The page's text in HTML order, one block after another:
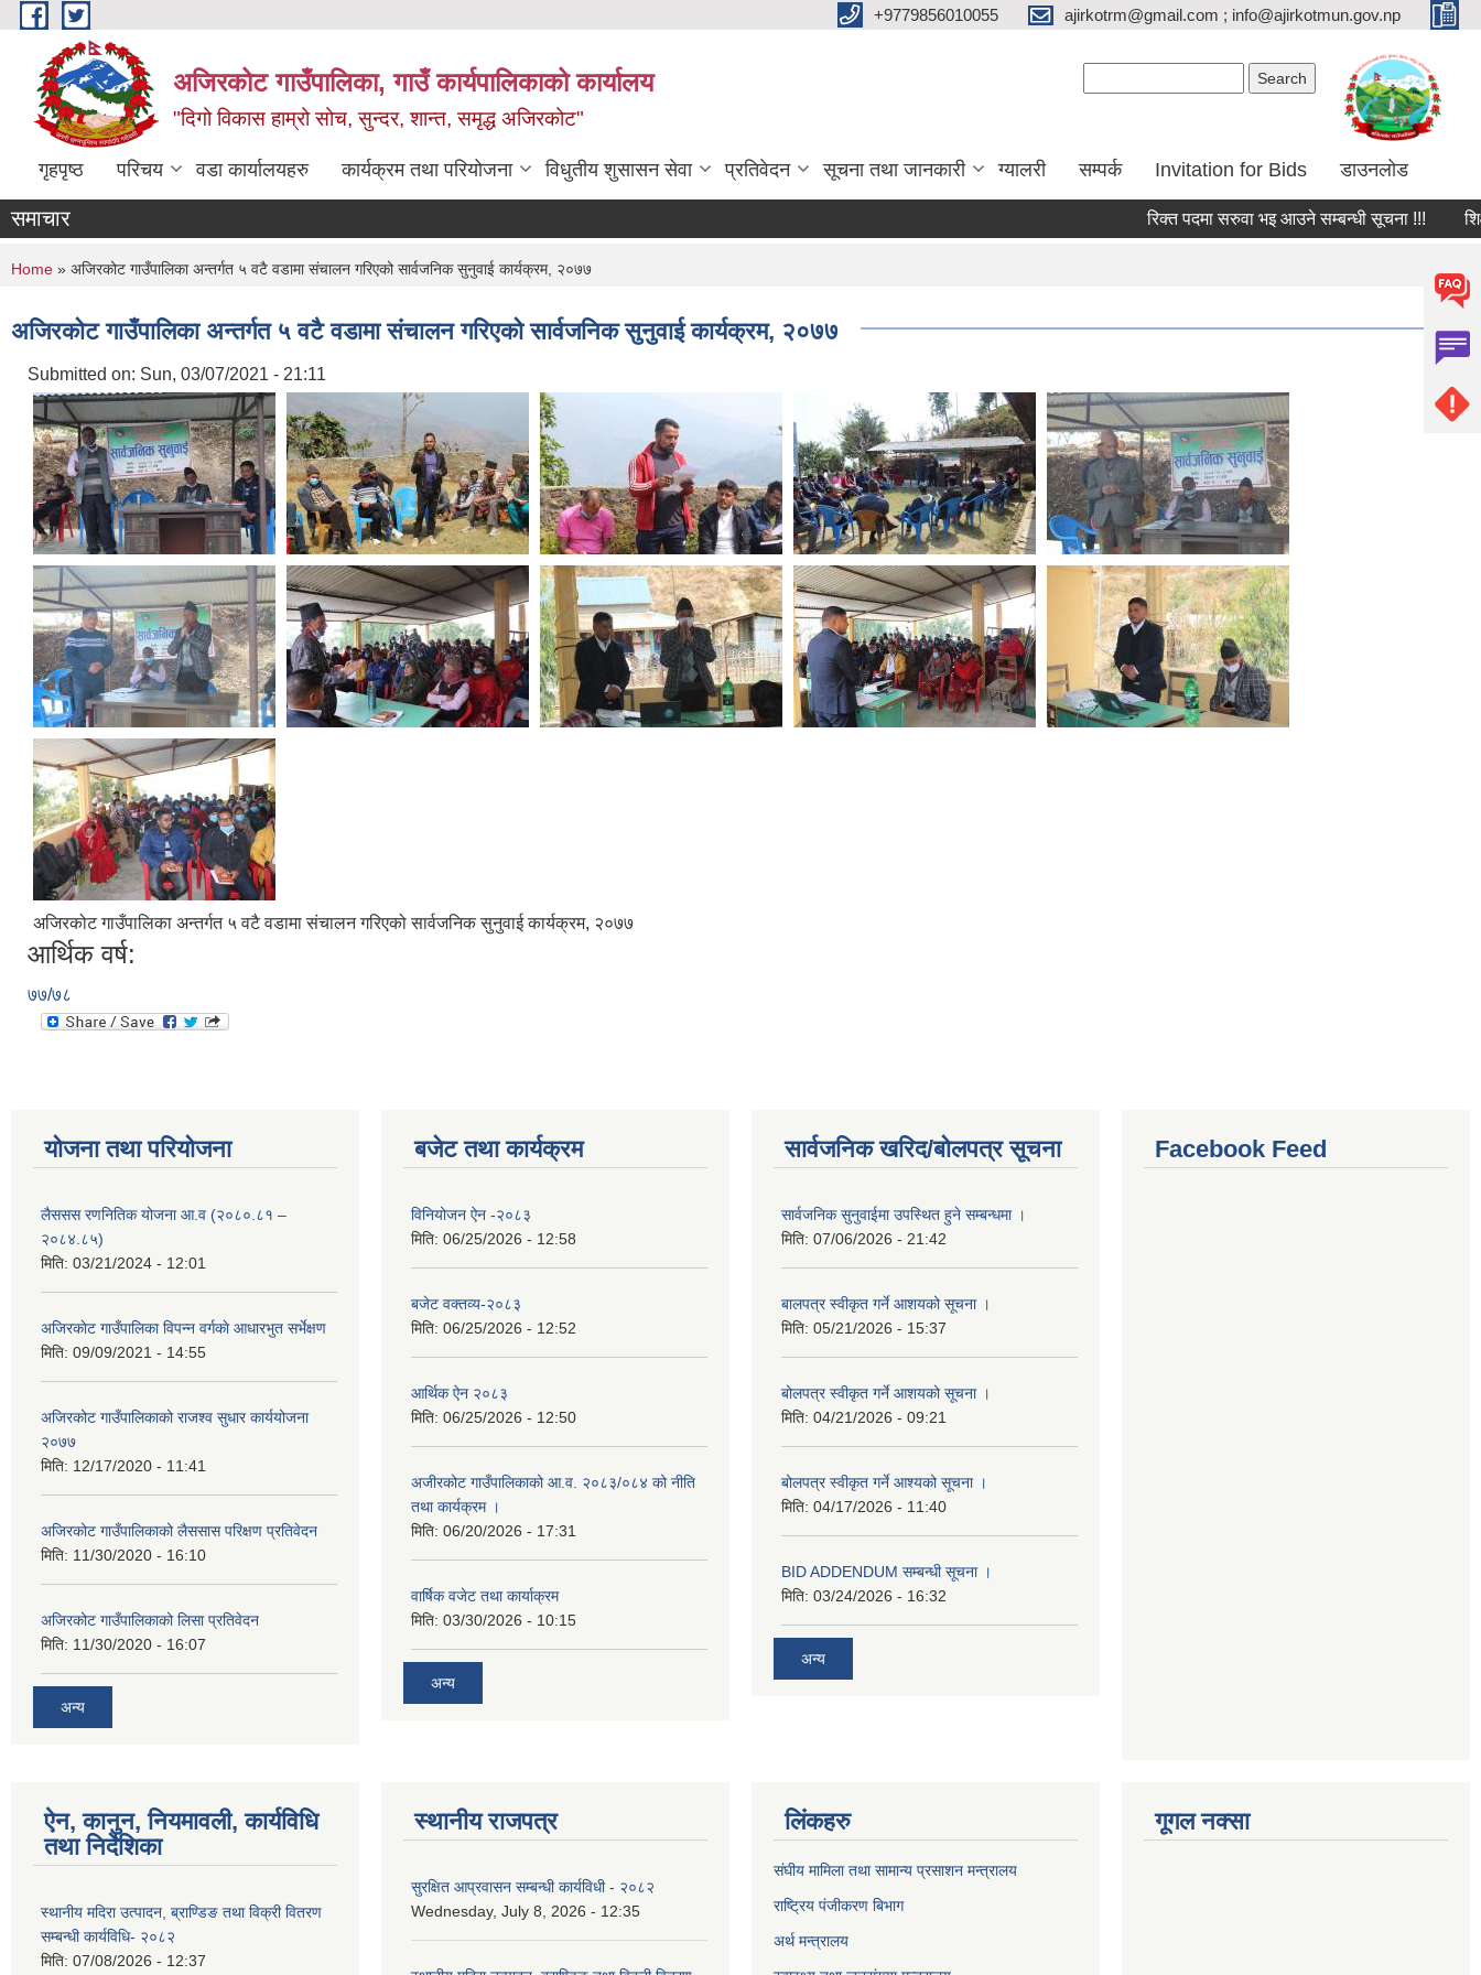
Skip to main content +9779856010055 ajirkotrm@gmail.com ; info@ajirkotmun.gov.np
अजिरकोट गाउँपालिका, गाउँ कार्यपालिकाको कार्यालय
"दिगो विकास हाम्रो सोच, सुन्दर, शान्त, समृद्ध अजिरकोट"
गृहपृष्ठ परिचय वडा कार्यालयहरु कार्यक्रम तथा परियोजना विधुतीय शुसासन सेवा प्रतिवेदन सूचना तथा जानकारी ग्यालरी सम्पर्क Invitation for Bids डाउनलोड
समाचार रिक्त पदमा सरुवा भइ आउने सम्बन्धी सूचना !!! शिक्षक
You are here
Home » अजिरकोट गाउँपालिका अन्तर्गत ५ वटै वडामा संचालन गरिएको सार्वजनिक सुनुवाई कार्यक्रम, २०७७
अजिरकोट गाउँपालिका अन्तर्गत ५ वटै वडामा संचालन गरिएको सार्वजनिक सुनुवाई कार्यक्रम, २०७७
Submitted on: Sun, 03/07/2021 - 21:11
अजिरकोट गाउँपालिका अन्तर्गत ५ वटै वडामा संचालन गरिएको सार्वजनिक सुनुवाई कार्यक्रम, २०७७
आर्थिक वर्ष:
७७/७८
योजना तथा परियोजना
लैससस रणनितिक योजना आ.व (२०८०.८१ –
२०८४.८५)
मिति: 03/21/2024 - 12:01
अजिरकाेट गाउँपालिका विपन्न वर्गकाे आधारभुत सर्भेक्षण
मिति: 09/09/2021 - 14:55
अजिरकोट गाउँपालिकाको राजश्व सुधार कार्ययोजना
२०७७
मिति: 12/17/2020 - 11:41
अजिरकोट गाउँपालिकाको लैससास परिक्षण प्रतिवेदन
मिति: 11/30/2020 - 16:10
अजिरकोट गाउँपालिकाको लिसा प्रतिवेदन
मिति: 11/30/2020 - 16:07
अन्य
बजेट तथा कार्यक्रम
विनियोजन ऐन -२०८३
मिति: 06/25/2026 - 12:58
बजेट वक्तव्य-२०८३
मिति: 06/25/2026 - 12:52
आर्थिक ऐन २०८३
मिति: 06/25/2026 - 12:50
अजीरकोट गाउँपालिकाको आ.व. २०८३/०८४ को नीति
तथा कार्यक्रम ।
मिति: 06/20/2026 - 17:31
वार्षिक वजेट तथा कार्याक्रम
मिति: 03/30/2026 - 10:15
अन्य
सार्वजनिक खरिद/बोलपत्र सूचना
सार्वजनिक सुनुवाईमा उपस्थित हुने सम्बन्धमा ।
मिति: 07/06/2026 - 21:42
बालपत्र स्वीकृत गर्ने आशयको सूचना ।
मिति: 05/21/2026 - 15:37
बोलपत्र स्वीकृत गर्ने आशयको सूचना ।
मिति: 04/21/2026 - 09:21
बोलपत्र स्वीकृत गर्ने आश्यको सूचना ।
मिति: 04/17/2026 - 11:40
BID ADDENDUM सम्बन्धी सूचना ।
मिति: 03/24/2026 - 16:32
अन्य
Facebook Feed
ऐन, कानुन, नियमावली, कार्यविधि
तथा निर्देशिका
स्थानीय मदिरा उत्पादन, ब्राण्डिङ तथा विक्री वितरण
सम्बन्धी कार्यविधि- २०८२
मिति: 07/08/2026 - 12:37
स्थानीय राजपत्र
सुरक्षित आप्रवासन सम्बन्धी कार्यविधी - २०८२
Wednesday, July 8, 2026 - 12:35
लिंकहरु
संघीय मामिला तथा सामान्य प्रसाशन मन्त्रालय
राष्ट्रिय पंजीकरण बिभाग
अर्थ मन्त्रालय
गूगल नक्सा